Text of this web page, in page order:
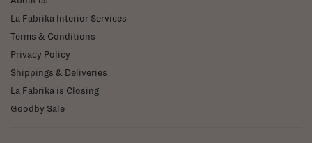
La Fabrika Interior Services
Terms & Conditions
Privacy Policy
Shippings & Deliveries
La Fabrika is Closing
Goodby Sale